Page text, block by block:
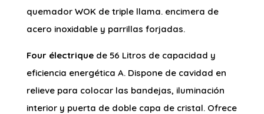
quemador WOK de triple llama. encimera de
acero inoxidable y parrillas forjadas.
Four électriquede 56 Litros de capacidad y
eficiencia energética A. Dispone de cavidad en
relieve para colocar las bandejas, iluminación
interior y puerta de doble capa de cristal. Ofrece